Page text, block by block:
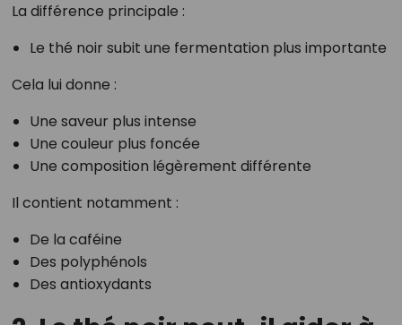
La différence principale :
Le thé noir subit une fermentation plus importante
Cela lui donne :
Une saveur plus intense
Une couleur plus foncée
Une composition légèrement différente
Il contient notamment :
De la caféine
Des polyphénols
Des antioxydants